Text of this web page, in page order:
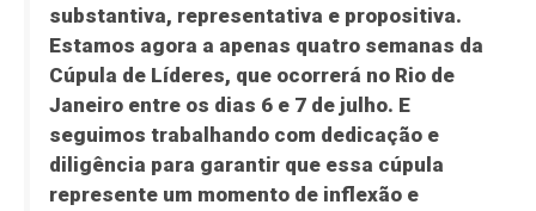
substantiva, representativa e propositiva.
Estamos agora a apenas quatro semanas da
Cúpula de Líderes, que ocorrerá no Rio de
Janeiro entre os dias 6 e 7 de julho. E
seguimos trabalhando com dedicação e
diligência para garantir que essa cúpula
represente um momento de inflexão e